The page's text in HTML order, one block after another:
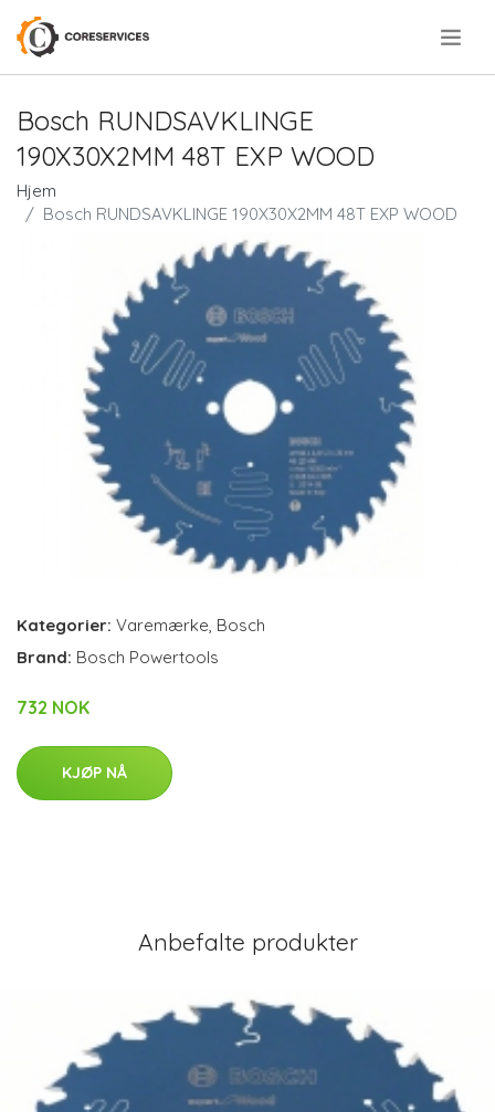
Bosch RUNDSAVKLINGE
190X30X2MM 48T EXP WOOD
Hjem
Bosch RUNDSAVKLINGE 190X30X2MM 48T EXP WOOD
Kategorier: Varemærke Bosch
Brand: Bosch Powertools
732 NOK
KJØP NÅ
Anbefalte produkter